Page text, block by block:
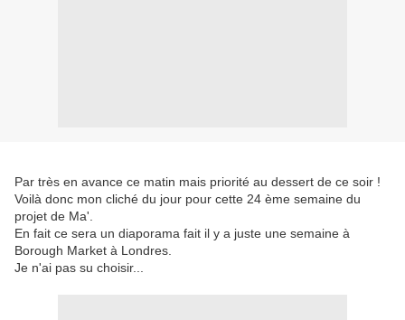
Par très en avance ce matin mais priorité au dessert de ce soir !
Voilà donc mon cliché du jour pour cette 24 ème semaine du
projet de Ma'.
En fait ce sera un diaporama fait il y a juste une semaine à
Borough Market à Londres.
Je n'ai pas su choisir...